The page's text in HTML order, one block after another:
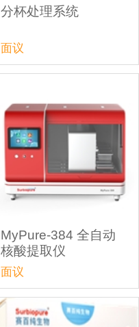
分杯处理系统
面议
MyPure-384 全自动
核酸提取仪
面议